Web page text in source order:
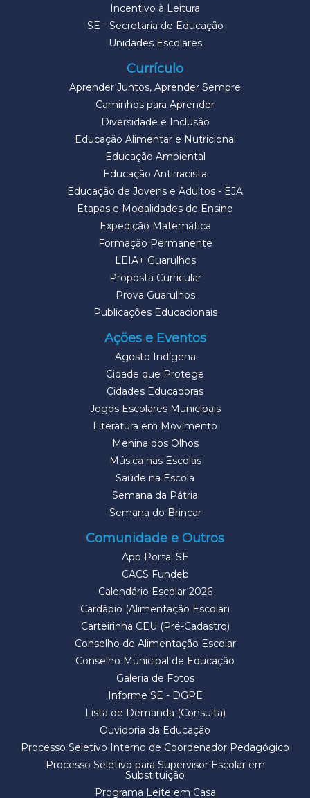
Incentivo à Leitura
SE - Secretaria de Educação
Unidades Escolares
Currículo
Aprender Juntos, Aprender Sempre
Caminhos para Aprender
Diversidade e Inclusão
Educação Alimentar e Nutricional
Educação Ambiental
Educação Antirracista
Educação de Jovens e Adultos - EJA
Etapas e Modalidades de Ensino
Expedição Matemática
Formação Permanente
LEIA+ Guarulhos
Proposta Curricular
Prova Guarulhos
Publicações Educacionais
Ações e Eventos
Agosto Indígena
Cidade que Protege
Cidades Educadoras
Jogos Escolares Municipais
Literatura em Movimento
Menina dos Olhos
Música nas Escolas
Saúde na Escola
Semana da Pátria
Semana do Brincar
Comunidade e Outros
App Portal SE
CACS Fundeb
Calendário Escolar 2026
Cardápio (Alimentação Escolar)
Carteirinha CEU (Pré-Cadastro)
Conselho de Alimentação Escolar
Conselho Municipal de Educação
Galeria de Fotos
Informe SE - DGPE
Lista de Demanda (Consulta)
Ouvidoria da Educação
Processo Seletivo Interno de Coordenador Pedagógico
Processo Seletivo para Supervisor Escolar em
Substituição
Programa Leite em Casa